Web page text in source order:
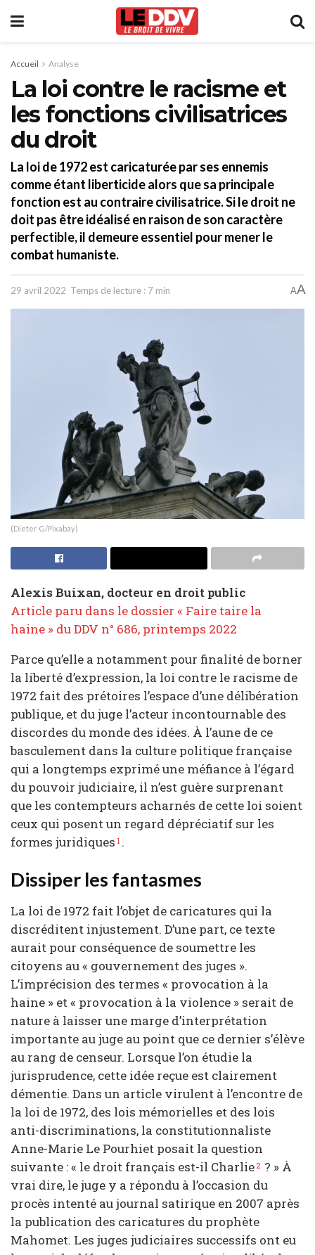
Accueil Analyse
La loi contre le racisme et
les fonctions civilisatrices
du droit
La loi de 1972 est caricaturée par ses ennemis
comme étant liberticide alors que sa principale
fonction est au contraire civilisatrice. Si le droit ne
doit pas être idéalisé en raison de son caractère
perfectible, il demeure essentiel pour mener le
combat humaniste.
29 avril 2022 Temps de lecture : 7 min AA
(Dieter G/Pixabay)
Alexis Buixan, docteur en droit public
Article paru dans le dossier « Faire taire la
haine » du DDV n° 686, printemps 2022
Parce qu’elle a notamment pour finalité de borner
la liberté d’expression, la loi contre le racisme de
1972 fait des prétoires l’espace d’une délibération
publique, et du juge l’acteur incontournable des
discordes du monde des idées. À l’aune de ce
basculement dans la culture politique française
qui a longtemps exprimé une méfiance à l’égard
du pouvoir judiciaire, il n’est guère surprenant
que les contempteurs acharnés de cette loi soient
ceux qui posent un regard dépréciatif sur les
formes juridiques 1 .
Dissiper les fantasmes
La loi de 1972 fait l’objet de caricatures qui la
discréditent injustement. D’une part, ce texte
aurait pour conséquence de soumettre les
citoyens au « gouvernement des juges ».
L’imprécision des termes « provocation à la
haine » et « provocation à la violence » serait de
nature à laisser une marge d’interprétation
importante au juge au point que ce dernier s’élève
au rang de censeur. Lorsque l’on étudie la
jurisprudence, cette idée reçue est clairement
démentie. Dans un article virulent à l’encontre de
la loi de 1972, des lois mémorielles et des lois
anti-discriminations, la constitutionnaliste
Anne-Marie Le Pourhiet posait la question
suivante : « le droit français est-il Charlie 2 ? » À
vrai dire, le juge y a répondu à l’occasion du
procès intenté au journal satirique en 2007 après
la publication des caricatures du prophète
Mahomet. Les juges judiciaires successifs ont eu